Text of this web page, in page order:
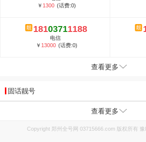
￥ 1300 (话费:0)
18103711188
电信
￥ 13000 (话费:0)
查看更多
固话靓号
查看更多
Copyright 郑州全号网 03715666.com 版权所有